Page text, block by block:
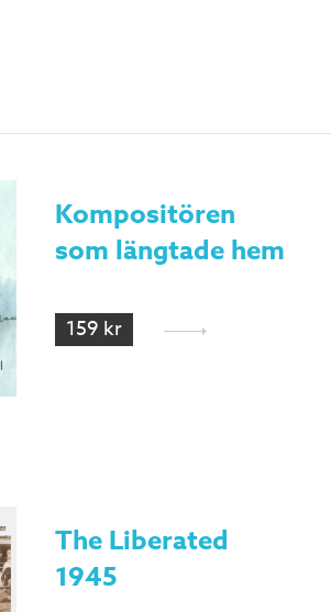
Kompositören
som längtade hem
159 kr
The Liberated
1945